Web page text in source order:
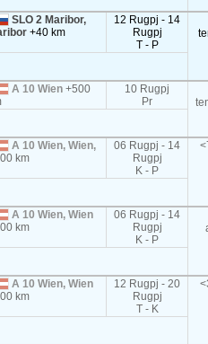
SLO 2 Maribor,
+40 km
12 Rugpj - 14
Rugpj
T - P
A 10 Wien+500
10 Rugpj
Pr
A 10 Wien, Wien,
km
06 Rugpj - 14
Rugpj
K - P
A 10 Wien, Wien
km
06 Rugpj - 14
Rugpj
K - P
A 10 Wien, Wien
km
12 Rugpj - 20
Rugpj
T - K